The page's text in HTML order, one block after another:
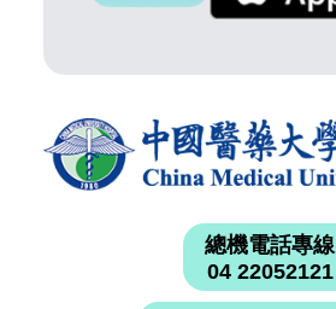
總機電話專線
04 22052121